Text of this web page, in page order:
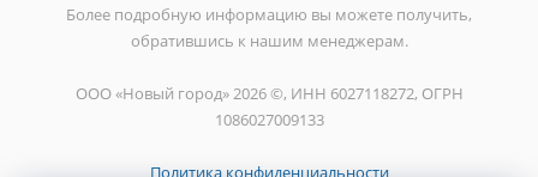
Более подробную информацию вы можете получить,
обратившись к нашим менеджерам.
ООО «Новый город» 2026 ©, ИНН 6027118272, ОГРН
1086027009133
Политика конфиденциальности